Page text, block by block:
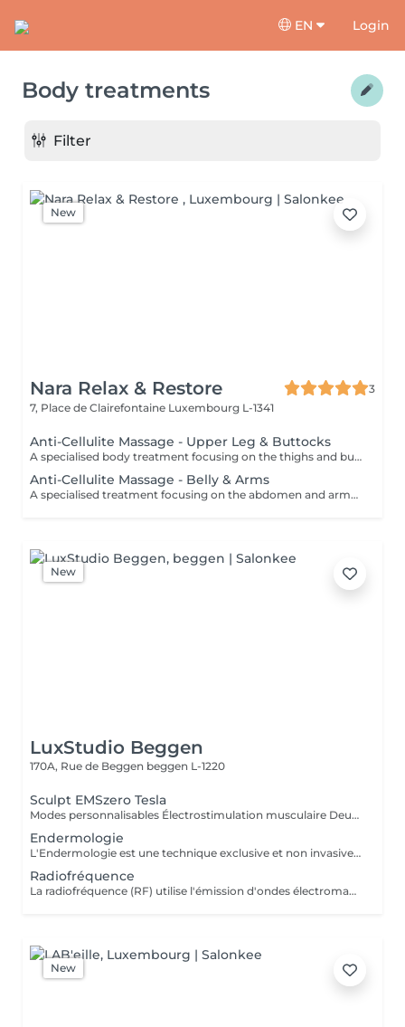
EN Login
Body treatments
Filter
New
Nara Relax & Restore
3
7, Place de Clairefontaine Luxembourg L-1341
Anti-Cellulite Massage - Upper Leg & Buttocks
A specialised body treatment focusing on the thighs and buttocks using intensive massage techniques designed to stimulate circulation and work the underlying tissues. This targeted treatment helps improve skin appearance, support tissue tone, and leave the treated areas feeling smoother, firmer, and revitalised.
Anti-Cellulite Massage - Belly & Arms
A specialised treatment focusing on the abdomen and arms using targeted massage techniques designed to stimulate circulation and support the skin's natural appearance. This intensive treatment helps improve tissue tone, enhance skin texture, and leave the treated areas feeling smoother, more supple, and refreshed.
New
LuxStudio Beggen
170A, Rue de Beggen beggen L-1220
Sculpt EMSzero Tesla
Modes personnalisables Électrostimulation musculaire Deux poignées indépendantes : contrôlez la puissance indépendamment, permettant des entraînements synchronisés ou individualisés Sûr et non invasif : notre machine est exempte de courant, d'hyperthermie, de rayonnement et ne nécessite aucune période de récupération. Brûlage de graisse et développement musculaire sans effort Gain de temps et d'efforts : seulement 30 minutes d'utilisation équivalent à 30 000 contractions musculaires, l'équivalent d'innombrables rouleaux de ventre ou squats.
Endermologie
L'Endermologie est une technique exclusive et non invasive qui permet de remodeler votre silhouette, de lisser la cellulite et d'améliorer globalement la tonicité de la peau.
Radiofréquence
La radiofréquence (RF) utilise l'émission d'ondes électromagnétiques à très haute fréquence, pour cibler la peau. La technologie RF permet ainsi de raffermir sa peau et de réduire des tissus graisseux, afin de redessiner des contours touchés par un affaissement cutané et un relâchement de la peau.
New